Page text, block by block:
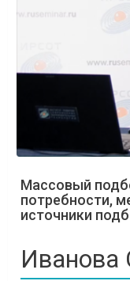
Массовый
потребности,
источники
Иванова